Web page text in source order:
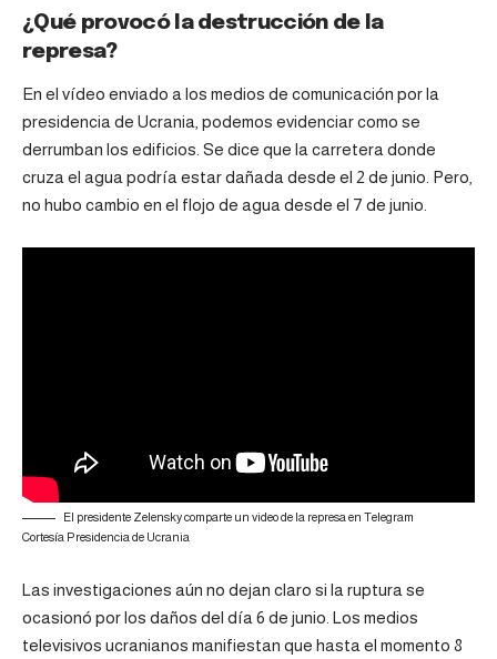
¿Qué provocó la destrucción de la
represa?
En el vídeo enviado a los medios de comunicación por la
presidencia de Ucrania, podemos evidenciar como se
derrumban los edificios. Se dice que la carretera donde
cruza el agua podría estar dañada desde el 2 de junio. Pero,
no hubo cambio en el flojo de agua desde el 7 de junio.
El presidente Zelensky comparte un video de la represa en Telegram
Cortesía Presidencia de Ucrania
Las investigaciones aún no dejan claro si la ruptura se
ocasionó por los daños del día 6 de junio. Los medios
televisivos ucranianos manifiestan que hasta el momento 8